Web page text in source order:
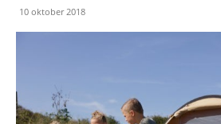
10 oktober 2018